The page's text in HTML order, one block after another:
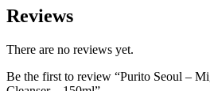
Reviews
There are no reviews yet.
Be the first to review “Purito Seoul –